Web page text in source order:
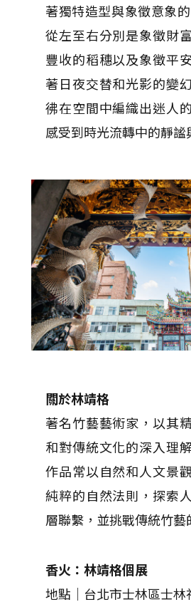
著獨特造型與象徵意象
從左至右分別是象徵財
豐收的稻穗以及象徵平
著日夜交替和光影的變
彿在空間中編織出迷人
感受到時光流轉中的靜謐
關於林靖格
著名竹藝藝術家，以其
和對傳統文化的深入理
作品常以自然和人文景
純粹的自然法則，探索
層聯繫，並挑戰傳統竹藝
香火：林靖格個展
地點｜台北市士林區士林